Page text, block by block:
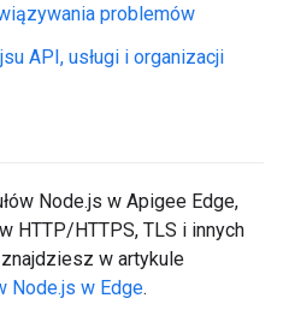
problemów
API, usługi i organizacji
Node.js w Apigee Edge,
HTTP/HTTPS, TLS i innych
w artykule
Node.js w Edge.